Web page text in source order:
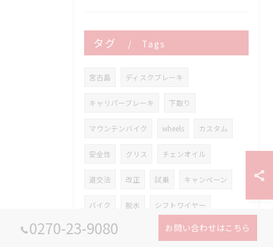
タグ Tags
宮古島 ディスクブレーキ
キャリパーブレーキ 下取り
マウンテンバイク wheels カスタム
安全性 グリス チェンオイル
道交法 改正 試乗 キャンペーン
バイク 脱水 シフトワイヤー
ブレーキオイル シマノ ブレーキ
0270-23-9080 お問い合わせはこちら